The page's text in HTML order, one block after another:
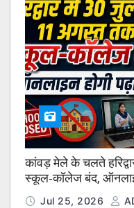
कांवड़ मेले के चलते
स्कूल-कॉलेज बंद,
Jul 25, 2026